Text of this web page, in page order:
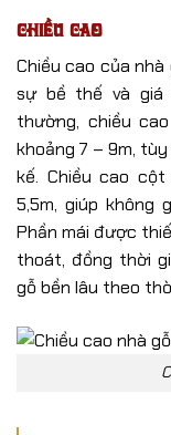
Chiều cao
Chiều cao của
sự bề thế và giá
thường, chiều
khoảng 7 – 9m,
kế. Chiều cao
5,5m, giúp không
Phần mái được
thoát, đồng thời
gỗ bền lâu theo